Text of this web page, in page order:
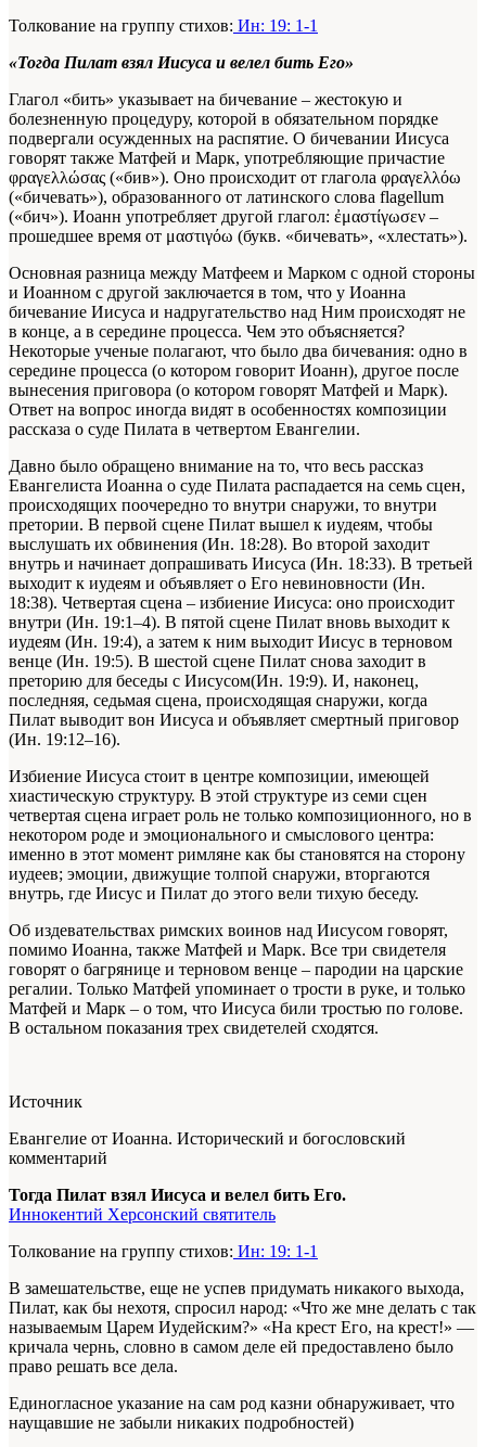
Толкование на группу стихов: Ин: 19: 1-1
«Тогда Пилат взял Иисуса и велел бить Его»
Глагол «бить» указывает на бичевание – жестокую и
болезненную процедуру, которой в обязательном порядке
подвергали осужденных на распятие. О бичевании Иисуса
говорят также Матфей и Марк, употребляющие причастие
φραγελλώσας («бив»). Оно происходит от глагола φραγελλόω
(«бичевать»), образованного от латинского слова flagellum
(«бич»). Иоанн употребляет другой глагол: ἐμαστίγωσεν –
прошедшее время от μαστιγόω (букв. «бичевать», «хлестать»).
Основная разница между Матфеем и Марком с одной стороны
и Иоанном с другой заключается в том, что у Иоанна
бичевание Иисуса и надругательство над Ним происходят не
в конце, а в середине процесса. Чем это объясняется?
Некоторые ученые полагают, что было два бичевания: одно в
середине процесса (о котором говорит Иоанн), другое после
вынесения приговора (о котором говорят Матфей и Марк).
Ответ на вопрос иногда видят в особенностях композиции
рассказа о суде Пилата в четвертом Евангелии.
Давно было обращено внимание на то, что весь рассказ
Евангелиста Иоанна о суде Пилата распадается на семь сцен,
происходящих поочередно то внутри снаружи, то внутри
претории. В первой сцене Пилат вышел к иудеям, чтобы
выслушать их обвинения (Ин. 18:28). Во второй заходит
внутрь и начинает допрашивать Иисуса (Ин. 18:33). В третьей
выходит к иудеям и объявляет о Его невиновности (Ин.
18:38). Четвертая сцена – избиение Иисуса: оно происходит
внутри (Ин. 19:1–4). В пятой сцене Пилат вновь выходит к
иудеям (Ин. 19:4), а затем к ним выходит Иисус в терновом
венце (Ин. 19:5). В шестой сцене Пилат снова заходит в
преторию для беседы с Иисусом(Ин. 19:9). И, наконец,
последняя, седьмая сцена, происходящая снаружи, когда
Пилат выводит вон Иисуса и объявляет смертный приговор
(Ин. 19:12–16).
Избиение Иисуса стоит в центре композиции, имеющей
хиастическую структуру. В этой структуре из семи сцен
четвертая сцена играет роль не только композиционного, но в
некотором роде и эмоционального и смыслового центра:
именно в этот момент римляне как бы становятся на сторону
иудеев; эмоции, движущие толпой снаружи, вторгаются
внутрь, где Иисус и Пилат до этого вели тихую беседу.
Об издевательствах римских воинов над Иисусом говорят,
помимо Иоанна, также Матфей и Марк. Все три свидетеля
говорят о багрянице и терновом венце – пародии на царские
регалии. Только Матфей упоминает о трости в руке, и только
Матфей и Марк – о том, что Иисуса били тростью по голове.
В остальном показания трех свидетелей сходятся.
Источник
Евангелие от Иоанна. Исторический и богословский
комментарий
Тогда Пилат взял Иисуса и велел бить Его.
Иннокентий Херсонский святитель
Толкование на группу стихов: Ин: 19: 1-1
В замешательстве, еще не успев придумать никакого выхода,
Пилат, как бы нехотя, спросил народ: «Что же мне делать с так
называемым Царем Иудейским?» «На крест Его, на крест!» —
кричала чернь, словно в самом деле ей предоставлено было
право решать все дела.
Единогласное указание на сам род казни обнаруживает, что
наущавшие не забыли никаких подробностей)